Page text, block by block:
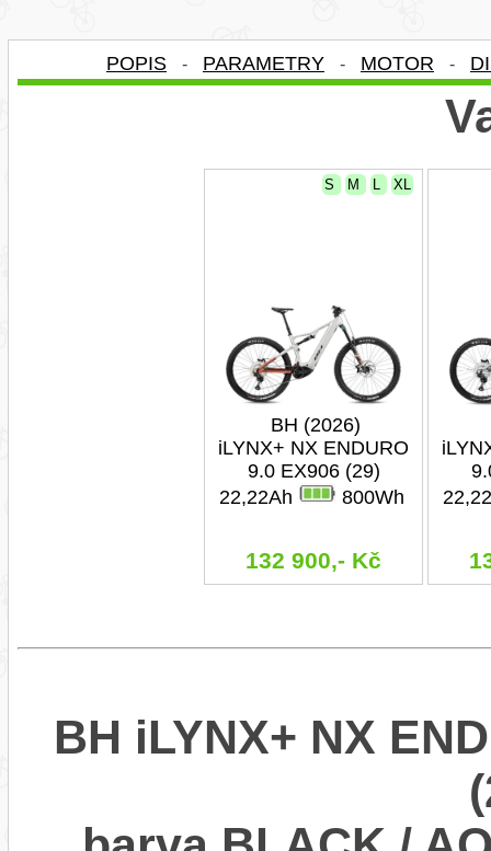
POPIS - PARAMETRY - MOTOR -
S M L XL
BH (2026)
iLYNX+ NX ENDURO
9.0 EX906 (29)
22,22Ah
800Wh
132 900,- Kč
BH iLYNX+ NX